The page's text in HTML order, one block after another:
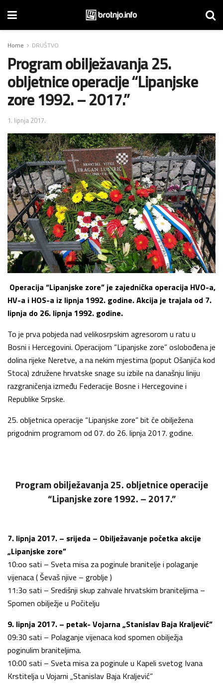
Home DRUŠTVO
Program obilježavanja 25.
obljetnice operacije “Lipanjske
zore 1992. – 2017.”
1. lipnja 2017.
Operacija “Lipanjske zore” je zajednička operacija HVO-a,
HV-a i HOS-a iz lipnja 1992. godine. Akcija je trajala od 7.
lipnja do 26. lipnja 1992. godine.
To je prva pobjeda nad velikosrpskim agresorom u ratu u
Bosni i Hercegovini. Operacijom “Lipanjske zore” oslobođena je
dolina rijeke Neretve, a na nekim mjestima (poput Ošanjića kod
Stoca) združene hrvatske snage su izbile na današnju liniju
razgraničenja između Federacije Bosne i Hercegovine i
Republike Srpske.
25. obljetnica operacije “Lipanjske zore” bit će obilježena
prigodnim programom od 07. do 26. lipnja 2017. godine.
Program obilježavanja 25. obljetnice operacije
“Lipanjske zore 1992. – 2017.”
7. lipnja 2017. – srijeda – Obilježavanje početka akcije
„Lipanjske zore”
10:oo sati – Sveta misa za poginule branitelje i polaganje
vijenaca ( Ševaš njive – groblje )
11:3o sati – Središnji skup zahvale hrvatskim braniteljima –
Spomen obilježje u Počitelju
9. lipnja 2017. – petak- Vojarna „Stanislav Baja Kraljević”
09:30 sati – Polaganje vijenaca kod spomen obilježja
poginulim braniteljima.
10:00 sati – Sveta misa za poginule u Kapeli svetog Ivana
Krstitelja u Vojarni „Stanislav Baja Kraljević”